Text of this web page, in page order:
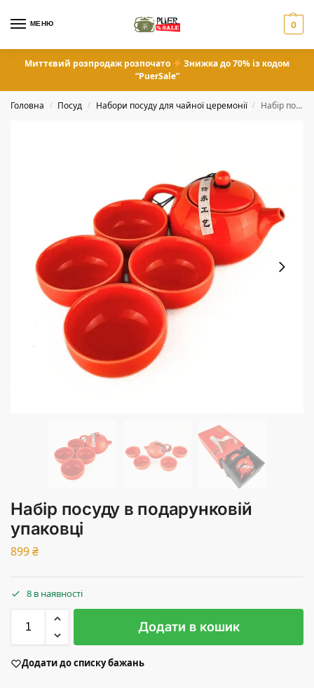
МЕНЮ 0
Миттєвий розпродаж розпочато
Знижка до 70% із кодом
“PuerSale”
Головна / Посуд / Набори посуду для чайної церемонії / Набір посуду в подарунковій упаковці
Набір посуду в подарунковій
упаковці
899₴
8 в наявності
Додати в кошик
Додати до списку бажань